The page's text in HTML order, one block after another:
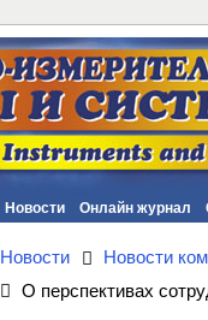
Новости Онлайн журнал
Новости Новости
О перспективах